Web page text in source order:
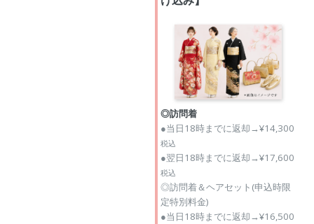
◎訪問着
●当日18時までに返却→¥14,300
税込
●翌日18時までに返却→¥17,600
税込
◎訪問着＆ヘアセット(申込時限
定特別料金)
●当日18時までに返却→¥16,500